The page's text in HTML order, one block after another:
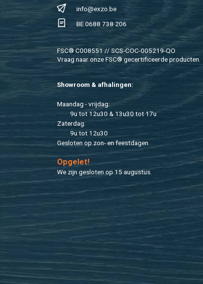
info@​exzo.​be
BE 0688 738 206
FSC® C008551 // SCS-COC-005219-QO
Vraag naar onze FSC® ge­cer­ti­fi­ceer­de pro­duc­ten.
Show­room & af­ha­lin­gen:
Maan­dag - vrij­dag:
9u tot 12u30 & 13u30 tot 17u
Za­ter­dag:
9u tot 12u30
Ge­slo­ten op zon- en feest­da­gen
Op­ge­let!
We zijn ge­slo­ten op 15 au­gus­tus.